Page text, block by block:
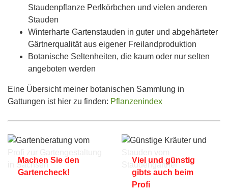
Staudenpflanze Perlkörbchen und vielen anderen
Stauden
Winterharte Gartenstauden in guter und abgehärteter
Gärtnerqualität aus eigener Freilandproduktion
Botanische Seltenheiten, die kaum oder nur selten
angeboten werden
Eine Übersicht meiner botanischen Sammlung in
Gattungen ist hier zu finden: Pflanzenindex
Machen Sie den
Gartencheck!
Viel und günstig
gibts auch beim
Profi